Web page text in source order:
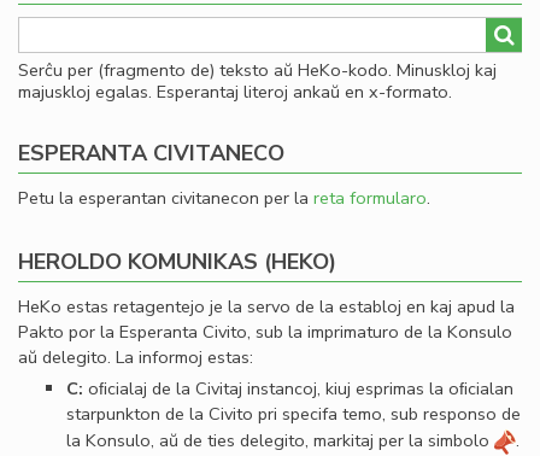
Serĉu per (fragmento de) teksto aŭ HeKo-kodo. Minuskloj kaj
majuskloj egalas. Esperantaj literoj ankaŭ en x-formato.
ESPERANTA CIVITANECO
Petu la esperantan civitanecon per la reta formularo.
HEROLDO KOMUNIKAS (HEKO)
HeKo estas retagentejo je la servo de la establoj en kaj apud la
Pakto por la Esperanta Civito, sub la imprimaturo de la Konsulo
aŭ delegito. La informoj estas:
C: oﬁcialaj de la Civitaj instancoj, kiuj esprimas la oﬁcialan
starpunkton de la Civito pri specifa temo, sub responso de
la Konsulo, aŭ de ties delegito, markitaj per la simbolo
.